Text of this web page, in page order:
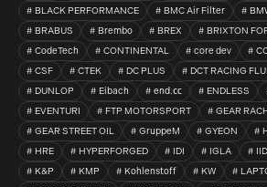
BLACK PERFORMANCE BMC Air Filter
BRABUS
Brembo BREX BRIXTON
CodeTech
CONTINENTAL core dev
CSF
CTEK DC PLUS DCT RACING
DUNLOP
Eibach end.㏄ ENDLESS
EVENTURI
FTP MOTORSPORT
GEAR
GEAR STREET OIL
GruppeM GYEON
HRE
HYPERFORGED IDI IGLA IID
K&P
KMP Kohlenstoff KW